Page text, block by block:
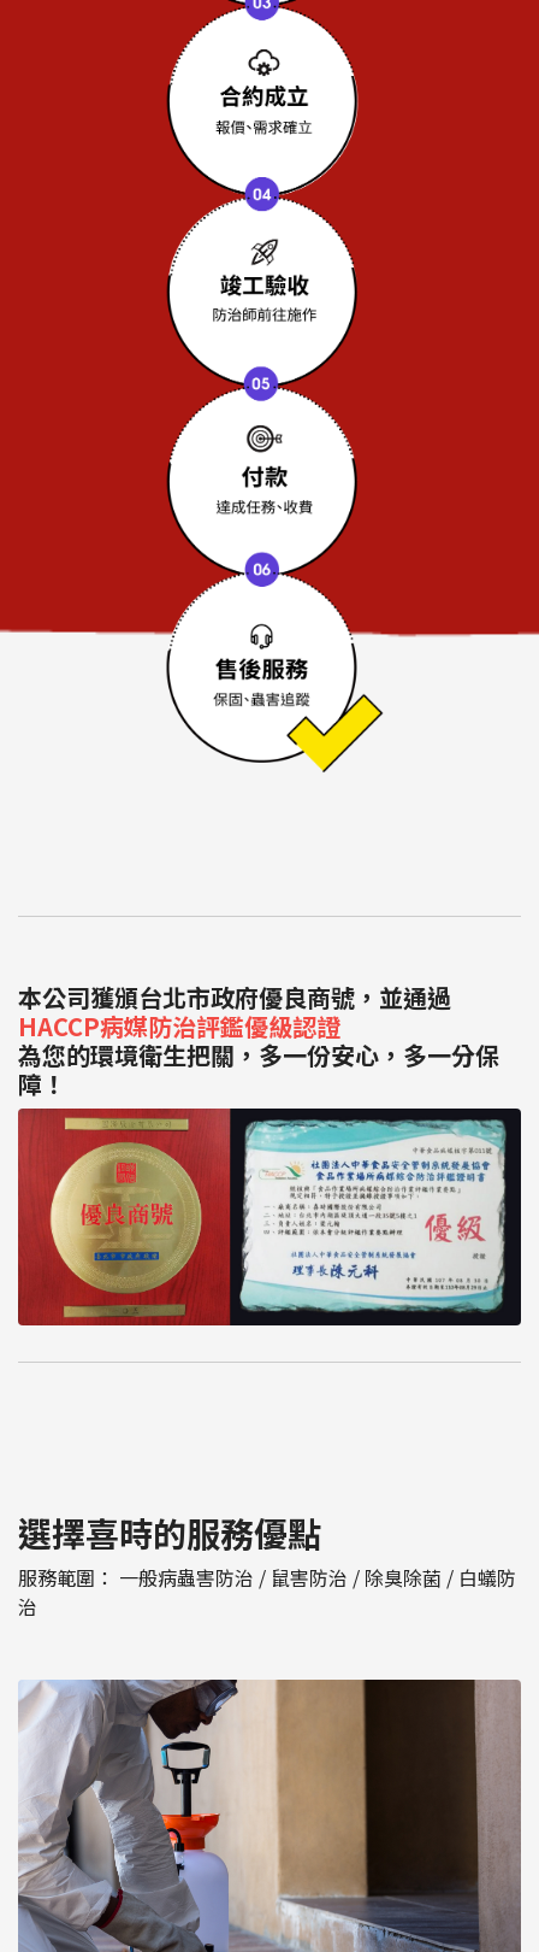
本公司獲頒台北市政府優良商號，並通過
HACCP病媒防治評鑑優級認證
為您的環境衛生把關，多一份安心，多一分保
障！
選擇喜時的服務優點
服務範圍： 一般病蟲害防治 / 鼠害防治 / 除臭除菌 / 白蟻防
治